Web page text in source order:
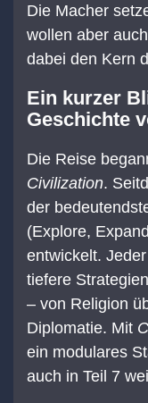
Die Macher
wollen aber
dabei den Kern
Ein kurzer
Geschichte
Die Reise
Civilization.
der
(Explore,
entwickelt.
tiefere
– von Religion
Diplomatie. Mit
ein modulares
auch in Teil 7